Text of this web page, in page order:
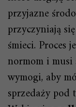
przyjazne
przyczyniają
śmieci. Proces
normom i musi
wymogi, aby
sprzedaży pod